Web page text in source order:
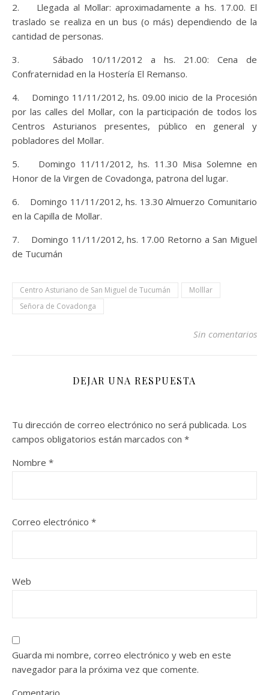
2. Llegada al Mollar: aproximadamente a hs. 17.00. El
traslado se realiza en un bus (o más) dependiendo de la
cantidad de personas.
3. Sábado 10/11/2012 a hs. 21.00: Cena de
Confraternidad en la Hostería El Remanso.
4. Domingo 11/11/2012, hs. 09.00 inicio de la Procesión
por las calles del Mollar, con la participación de todos los
Centros Asturianos presentes, público en general y
pobladores del Mollar.
5. Domingo 11/11/2012, hs. 11.30 Misa Solemne en
Honor de la Virgen de Covadonga, patrona del lugar.
6. Domingo 11/11/2012, hs. 13.30 Almuerzo Comunitario
en la Capilla de Mollar.
7. Domingo 11/11/2012, hs. 17.00 Retorno a San Miguel
de Tucumán
Centro Asturiano de San Miguel de Tucumán
Molllar
Señora de Covadonga
Sin comentarios
DEJAR UNA RESPUESTA
Tu dirección de correo electrónico no será publicada. Los
campos obligatorios están marcados con *
Nombre *
Correo electrónico *
Web
Guarda mi nombre, correo electrónico y web en este
navegador para la próxima vez que comente.